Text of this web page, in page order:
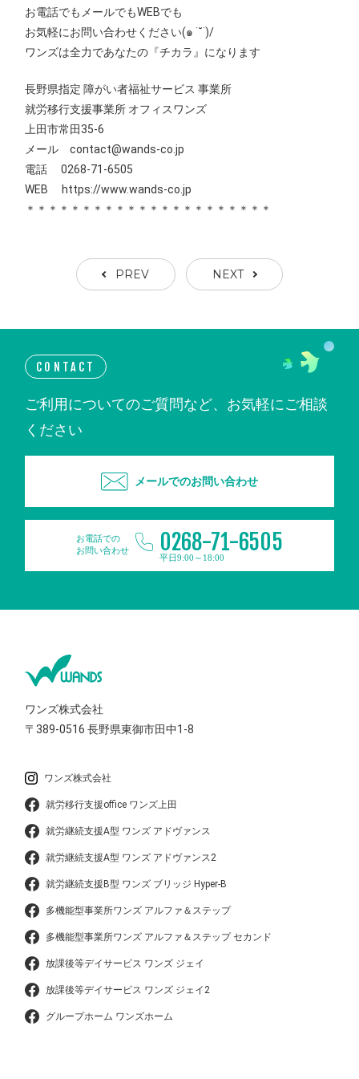
お電話でもメールでもWEBでも
お気軽にお問い合わせください(๑ ˙˘˙)/
ワンズは全力であなたの『チカラ』になります
長野県指定 障がい者福祉サービス 事業所
就労移行支援事業所 オフィスワンズ
上田市常田35-6
メール contact@wands-co.jp
電話 0268-71-6505
WEB
https://www.wands-co.jp
＊＊＊＊＊＊＊＊＊＊＊＊＊＊＊＊＊＊＊＊＊＊
PREV NEXT
CONTACT
ご利用についてのご質問など、お気軽にご相談
ください
メールでのお問い合わせ
お電話での
お問い合わせ
0268-71-6505
平日9:00～18:00
ワンズ株式会社
〒389-0516長野県東御市田中1-8
ワンズ株式会社
就労移行支援office ワンズ上田
就労継続支援A型 ワンズ アドヴァンス
就労継続支援A型 ワンズ アドヴァンス2
就労継続支援B型 ワンズ ブリッジ Hyper-B
多機能型事業所ワンズ アルファ＆ステップ
多機能型事業所ワンズ アルファ＆ステップ セカンド
放課後等デイサービス ワンズ ジェイ
放課後等デイサービス ワンズ ジェイ2
グループホーム ワンズホーム